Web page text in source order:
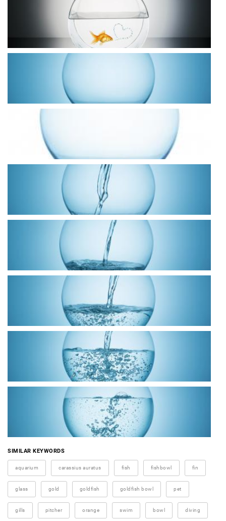
SIMILAR KEYWORDS
aquarium carassius auratus fish fishbowl fin
glass gold goldfish goldfish bowl pet
gills pitcher orange swim bowl diving